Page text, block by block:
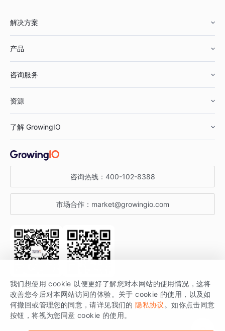
解决方案
鞋服行业
汽车行业
金融行业
产品
智能运营
获客分析
咨询服务
资源
增长公开课
增长博客
开发者文档
SDK 文档
场景指南
了解 GrowingIO
关于 GrowingIO
增长大会
行业活动
咨询热线： 400-102-8388
市场合作： market@growingio.com
关注公众号 获取更多干货
GrowingIO 是专注于数据智能分析与增长的品牌，核心平台为 GrowingIO
分析云。
我们想使用 cookie 以便更好了解您对本网站的使用情况，这将
改善您今后对本网站访问的体验。关于 cookie 的使用，以及如
何撤回或管理您的同意，请详见我们的 隐私协议 。如你点击同意
按钮，将视为您同意 cookie 的使用。